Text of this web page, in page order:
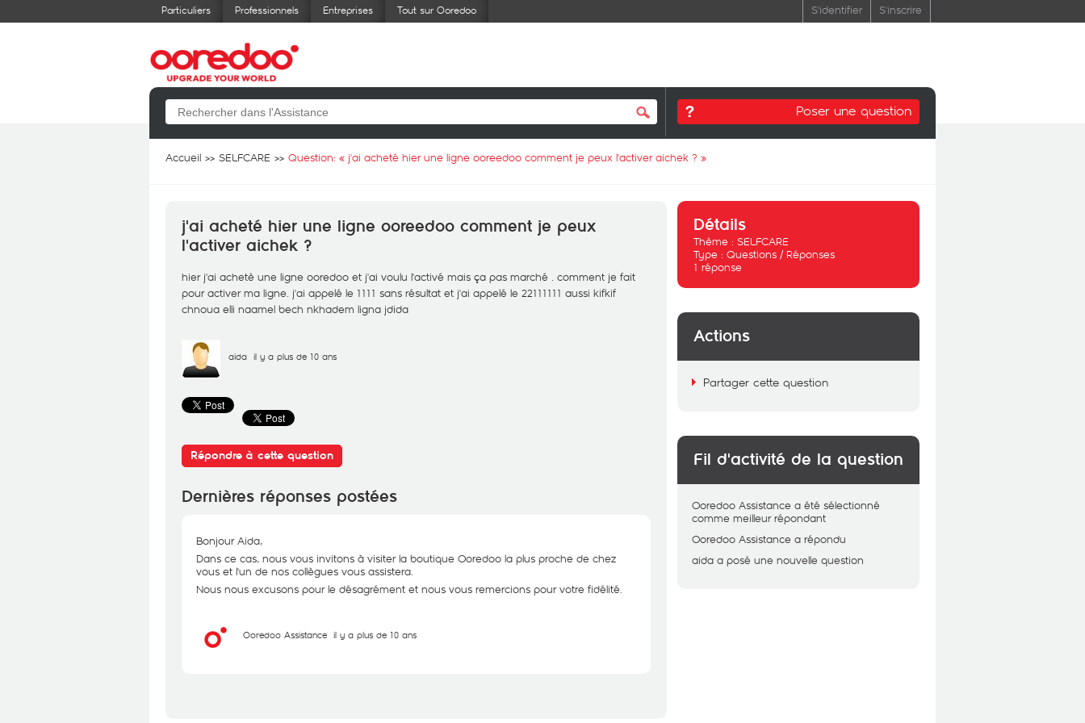
Particuliers Professionnels Entreprises Tout sur Ooredoo S'identifier S'inscrire
Poser une question
Accueil SELFCARE Question: « j'ai acheté hier une ligne ooreedoo comment je peux l'activer aichek ? »
j'ai acheté hier une ligne ooreedoo comment je peux
l'activer aichek ?
hier j'ai achetè une ligne ooredoo et j'ai voulu l'activé mais ça pas marché . comment je fait
pour activer ma ligne. j'ai appelé le 1111 sans résultat et j'ai appelé le 22111111 aussi kifkif
chnoua elli naamel bech nkhadem ligna jdida
aida il y a plus de 10 ans
Répondre à cette question
Dernières réponses postées
Bonjour Aida,
Dans ce cas, nous vous invitons à visiter la boutique Ooredoo la plus proche de chez
vous et l'un de nos collègues vous assistera.
Nous nous excusons pour le désagrément et nous vous remercions pour votre fidélité.
Ooredoo Assistance il y a plus de 10 ans
Détails
Thème : SELFCARE
Type : Questions / Réponses
1 réponse
Actions
Partager cette question
Fil d'activité de la question
Ooredoo Assistance a été sélectionné
comme meilleur répondant
Ooredoo Assistance a répondu
aida a posé une nouvelle question